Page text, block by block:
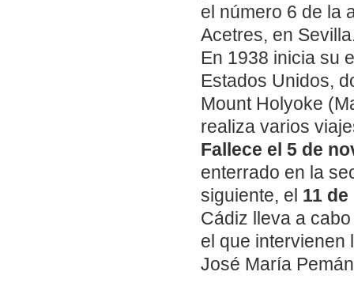
el número 6 de la
Acetres, en
En 1938 inicia su
Estados Unidos,
Mount Holyoke
realiza varios
Fallece el 5 de
enterrado en la
siguiente, el 11
Cádiz lleva a
el que intervienen
José María